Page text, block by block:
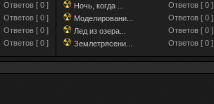
Ответов [ 0 ]
Ответов [ 0 ]
Ответов [ 0 ]
Ответов [ 0 ]
Ночь, когда ...
Ответов [ 0 ]
Моделировани...
Ответов [ 0 ]
Лед из озера...
Ответов [ 0 ]
Землетрясени...
Ответов [ 0 ]